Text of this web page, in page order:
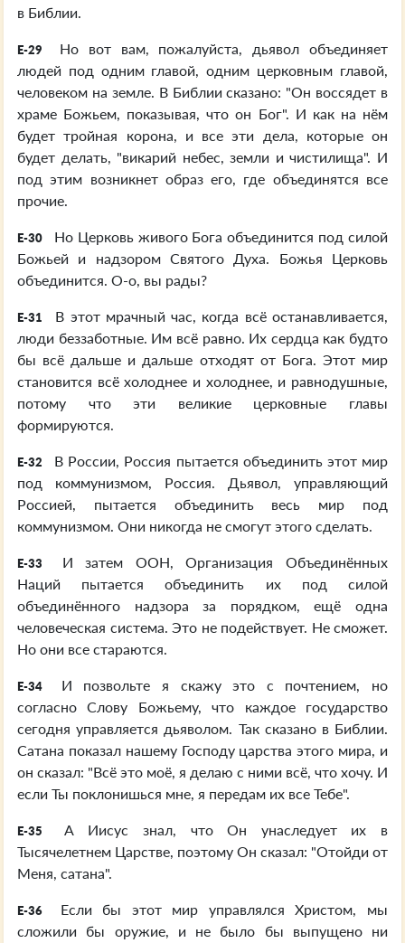
в Библии.
E-29
Но вот вам, пожалуйста, дьявол объединяет
людей под одним главой, одним церковным главой,
человеком на земле. В Библии сказано: "Он воссядет в
храме Божьем, показывая, что он Бог". И как на нём
будет тройная корона, и все эти дела, которые он
будет делать, "викарий небес, земли и чистилища". И
под этим возникнет образ его, где объединятся все
прочие.
E-30
Но Церковь живого Бога объединится под силой
Божьей и надзором Святого Духа. Божья Церковь
объединится. О-о, вы рады?
E-31
В этот мрачный час, когда всё останавливается,
люди беззаботные. Им всё равно. Их сердца как будто
бы всё дальше и дальше отходят от Бога. Этот мир
становится всё холоднее и холоднее, и равнодушные,
потому что эти великие церковные главы
формируются.
E-32
В России, Россия пытается объединить этот мир
под коммунизмом, Россия. Дьявол, управляющий
Россией, пытается объединить весь мир под
коммунизмом. Они никогда не смогут этого сделать.
E-33
И затем ООН, Организация Объединённых
Наций пытается объединить их под силой
объединённого надзора за порядком, ещё одна
человеческая система. Это не подействует. Не сможет.
Но они все стараются.
E-34
И позвольте я скажу это с почтением, но
согласно Слову Божьему, что каждое государство
сегодня управляется дьяволом. Так сказано в Библии.
Сатана показал нашему Господу царства этого мира, и
он сказал: "Всё это моё, я делаю с ними всё, что хочу. И
если Ты поклонишься мне, я передам их все Тебе".
E-35
А Иисус знал, что Он унаследует их в
Тысячелетнем Царстве, поэтому Он сказал: "Отойди от
Меня, сатана".
E-36
Если бы этот мир управлялся Христом, мы
сложили бы оружие, и не было бы выпущено ни